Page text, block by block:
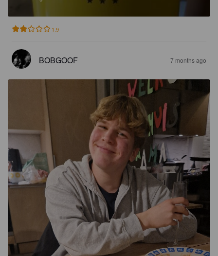
1.9
BOBGOOF 7 months ago